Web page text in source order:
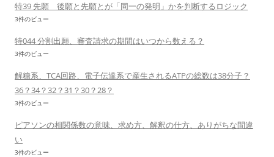
特39 先願 後願と先願とが「同一の発明」かを判断するロジック
3件のビュー
特044 分割出願、審査請求の期間はいつから数える？
3件のビュー
解糖系、TCA回路、電子伝達系で産生されるATPの総数は38分子？
36？34？32？31？30？28？
3件のビュー
ピアソンの相関係数の意味、求め方、解釈の仕方、ありがちな間違
い
3件のビュー